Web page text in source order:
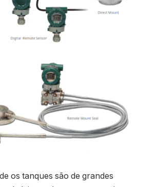
os tanques são de grandes